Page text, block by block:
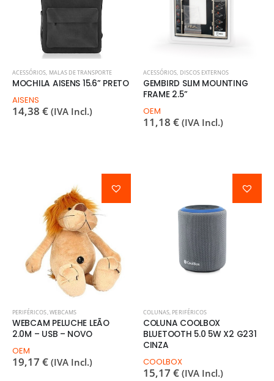
ACESSÓRIOS, MALAS DE TRANSPORTE
MOCHILA AISENS 15.6” PRETO
AISENS
14,38 € (IVA Incl.)
ACESSÓRIOS, DISCOS EXTERNOS
GEMBIRD SLIM MOUNTING
FRAME 2.5”
OEM
11,18 € (IVA Incl.)
PERIFÉRICOS,WEBCAMS
WEBCAM PELUCHE LEÃO
2.0M – USB – NOVO
OEM
19,17 € (IVA Incl.)
COLUNAS, PERIFÉRICOS
COLUNA COOLBOX
BLUETOOTH 5.0 5W X2 G231
CINZA
COOLBOX
15,17 € (IVA Incl.)